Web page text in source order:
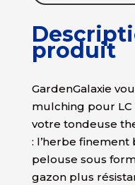
produit
GardenGalaxie
mulching pour LC
votre tondeuse
: l’herbe
pelouse sous
gazon plus